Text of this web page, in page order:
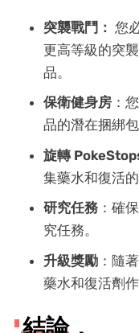
突襲戰鬥： 您
更高等級的突
品。
保衛健身房：
品的潛在捆綁包
旋轉
集藥水和復活的
研究任務：確
究任務。
升級獎勵：隨
藥水和復活劑作